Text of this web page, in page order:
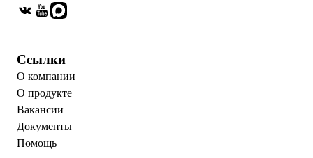
Ссылки
О компании
О продукте
Вакансии
Документы
Помощь